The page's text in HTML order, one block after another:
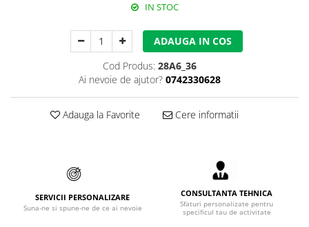
Lucru la Inaltime
Accesorii alpinism utilitar
Carabiniere
Puncte de ancorare
IN STOC
ADAUGA IN COS
Cod Produs: 28A6_36
Ai nevoie de ajutor? 0742330628
Adauga la Favorite Cere informatii
SERVICII PERSONALIZARE
Suna-ne si spune-ne de ce ai nevoie
CONSULTANTA TEHNICA
Sfaturi personalizate pentru
specificul tau de activitate